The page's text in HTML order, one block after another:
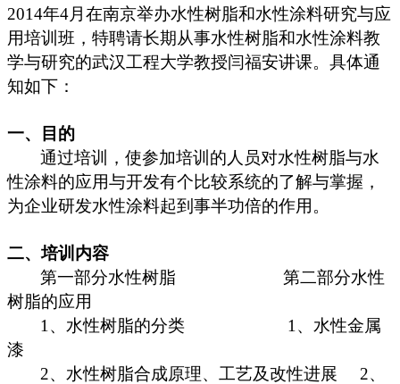
2014年4月在南京举办水性树脂和水性涂料研究与应
用培训班， 特聘请长期从事水性树脂和水性涂料教
学与研究的武汉工程大学教授闫福安讲课。具体通
知如下：
一、目的
通过培训，使参加培训的人员对水性树脂与水
性涂料的应用与开发有个比较系统的了解与掌握，
为企业研发水性涂料起到事半功倍的作用。
二、培训内容
第一部分水性树脂 第二部分水性
树脂的应用
1 、 水性树脂的分类 1 、 水性金属
漆
2、 水性树脂合成原理、工艺及改性进展 2、